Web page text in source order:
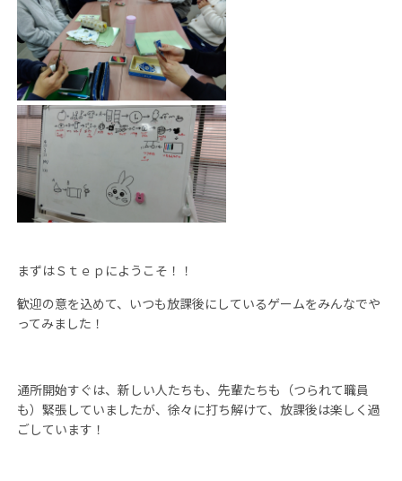
まずはＳｔｅｐにようこそ！！
歓迎の意を込めて、いつも放課後にしているゲームをみんなでや
ってみました！
通所開始すぐは、新しい人たちも、先輩たちも（つられて職員
も）緊張していましたが、徐々に打ち解けて、放課後は楽しく過
ごしています！